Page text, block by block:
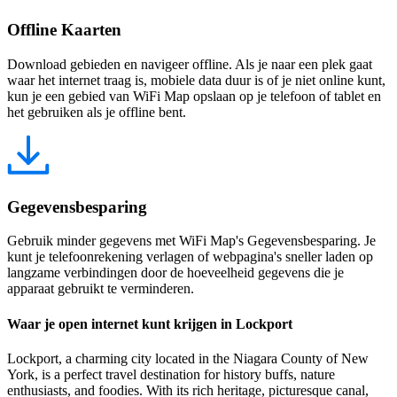
Offline Kaarten
Download gebieden en navigeer offline. Als je naar een plek gaat
waar het internet traag is, mobiele data duur is of je niet online kunt,
kun je een gebied van WiFi Map opslaan op je telefoon of tablet en
het gebruiken als je offline bent.
Gegevensbesparing
Gebruik minder gegevens met WiFi Map's Gegevensbesparing. Je
kunt je telefoonrekening verlagen of webpagina's sneller laden op
langzame verbindingen door de hoeveelheid gegevens die je
apparaat gebruikt te verminderen.
Waar je open internet kunt krijgen in Lockport
Lockport, a charming city located in the Niagara County of New
York, is a perfect travel destination for history buffs, nature
enthusiasts, and foodies. With its rich heritage, picturesque canal,